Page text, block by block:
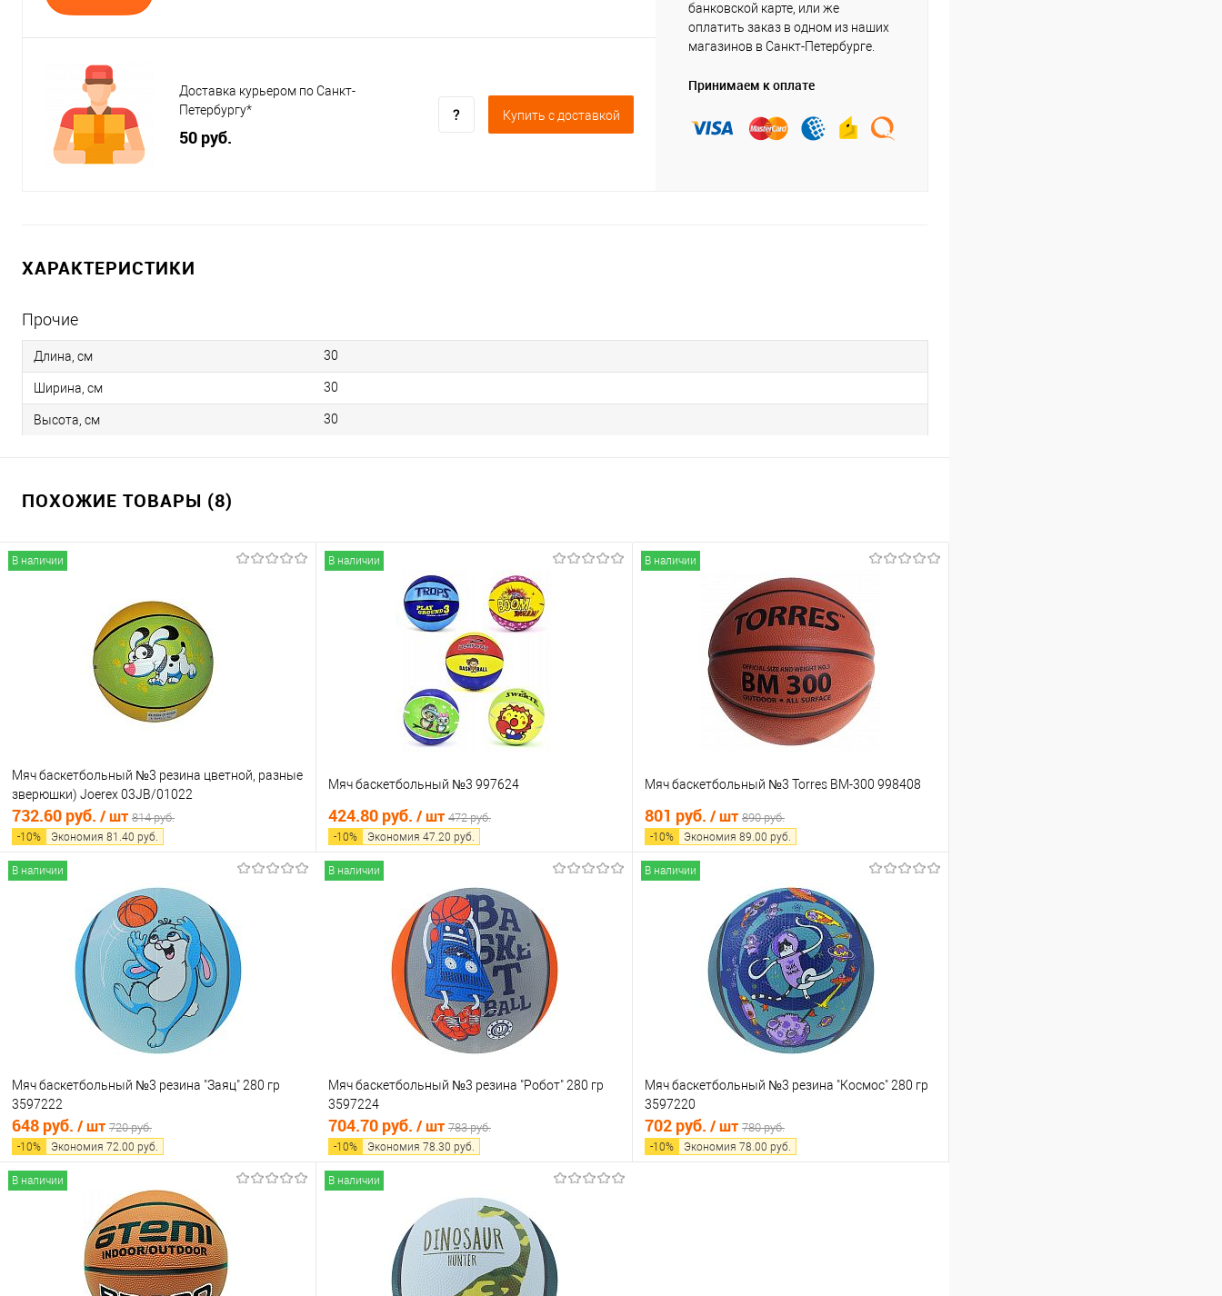
Доставка курьером по Санкт-
Петербургу*
50 руб.
Купить c доставкой
банковской карте, или же
оплатить заказ в одном из наших
магазинов в Санкт-Петербурге.
Принимаем к оплате
ХАРАКТЕРИСТИКИ
Прочие
Длина, см 30
Ширина, см 30
Высота, см 30
ПОХОЖИЕ ТОВАРЫ (8)
В наличии
Мяч баскетбольный №3 резина цветной, разные
зверюшки) Joerex 03JB/01022
732.60 руб. / шт 814 руб.
-10% Экономия 81.40 руб.
В корзину
Купить в 1 клик
Сравнение
В избранное
В наличии
В наличии
Мяч баскетбольный №3 997624
424.80 руб. / шт 472 руб.
-10% Экономия 47.20 руб.
В корзину
Купить в 1 клик
Сравнение
В избранное
В наличии
В наличии
Мяч баскетбольный №3 Torres BM-300 998408
801 руб. / шт 890 руб.
-10% Экономия 89.00 руб.
В корзину
Купить в 1 клик
Сравнение
В избранное
В наличии
В наличии
Мяч баскетбольный №3 резина "Заяц" 280 гр
3597222
648 руб. / шт 720 руб.
-10% Экономия 72.00 руб.
В корзину
Купить в 1 клик
Сравнение
В избранное
В наличии
В наличии
Мяч баскетбольный №3 резина "Робот" 280 гр
3597224
704.70 руб. / шт 783 руб.
-10% Экономия 78.30 руб.
В корзину
Купить в 1 клик
Сравнение
В избранное
В наличии
В наличии
Мяч баскетбольный №3 резина "Космос" 280 гр
3597220
702 руб. / шт 780 руб.
-10% Экономия 78.00 руб.
В наличии В наличии